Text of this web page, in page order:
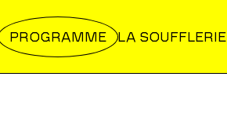
PROGRAMME LA SOUFFLERIE